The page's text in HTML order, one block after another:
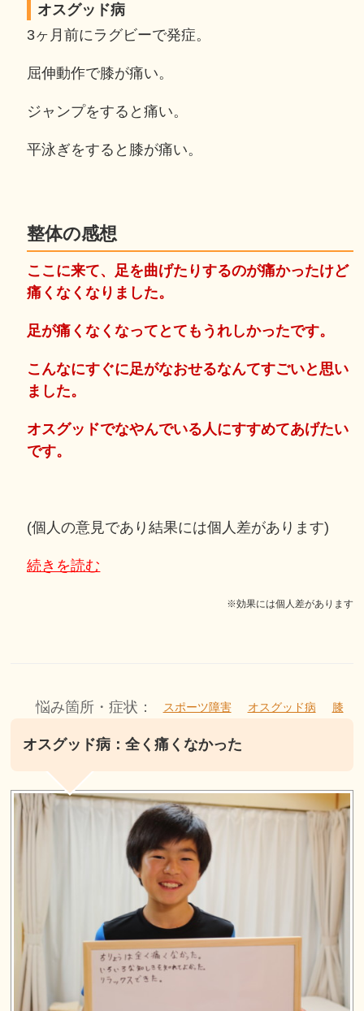
オスグッド病
3ヶ月前にラグビーで発症。
屈伸動作で膝が痛い。
ジャンプをすると痛い。
平泳ぎをすると膝が痛い。
整体の感想
ここに来て、足を曲げたりするのが痛かったけど
痛くなくなりました。
足が痛くなくなってとてもうれしかったです。
こんなにすぐに足がなおせるなんてすごいと思い
ました。
オスグッドでなやんでいる人にすすめてあげたい
です。
(個人の意見であり結果には個人差があります)
続きを読む
※効果には個人差があります
悩み箇所・症状： スポーツ障害 オスグッド病 膝
オスグッド病：全く痛くなかった